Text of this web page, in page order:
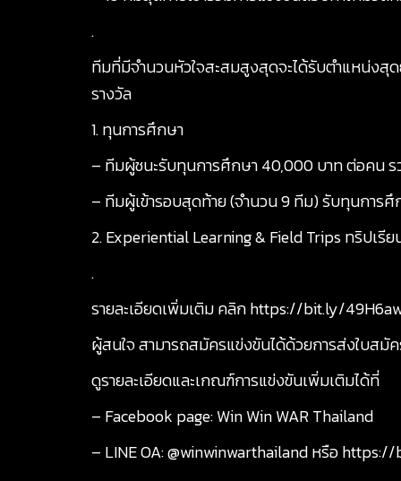
.
ทีมที่มีจำนวนหัวใจสะสมสูงสุดจะได้รับตำแหน่งสุ
รางวัล
1. ทุนการศึกษา
– ทีมผู้ชนะรับทุนการศึกษา 40,000 บาท ต่อคน
– ทีมผู้เข้ารอบสุดท้าย (จำนวน 9 ทีม) รับทุนการ
2. Experiential Learning & Field Trips ทริปเรี
.
รายละเอียดเพิ่มเติม คลิกhttps://bit.ly/
ผู้สนใจ สามารถสมัครแข่งขันได้ด้วยการส่งใบสมั
ดูรายละเอียดและเกณฑ์การแข่งขันเพิ่มเติมได้ที่
– Facebook page: Win Win WAR Thailand
– LINE OA: @winwinwarthailand หรือhttps://